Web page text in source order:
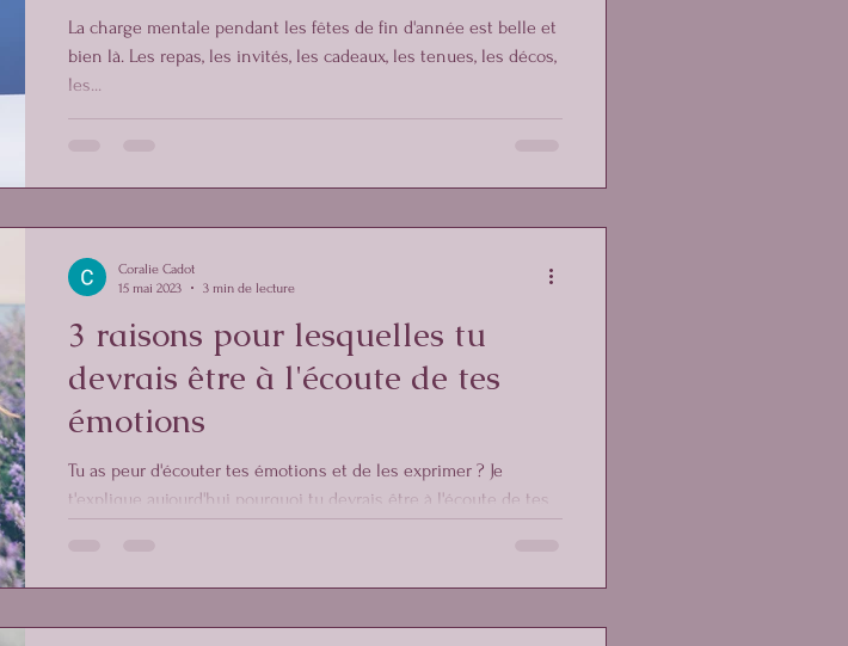
La charge mentale pendant les fêtes de fin d'année est belle et
bien là. Les repas, les invités, les cadeaux, les tenues, les décos,
les...
3 raisons pour lesquelles tu
devrais être à l'écoute de tes
émotions
Tu as peur d'écouter tes émotions et de les exprimer ? Je
t'explique aujourd'hui pourquoi tu devrais être à l'écoute de tes
Coralie Cadot
15 mai 2023
3 min de lecture